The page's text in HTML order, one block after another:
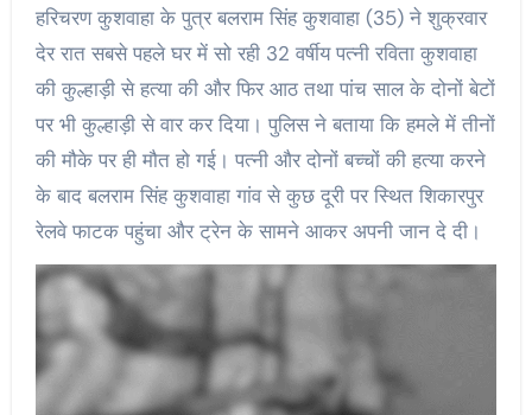
हरिचरण कुशवाहा के पुत्र बलराम सिंह कुशवाहा (35) ने शुक्रवार
देर रात सबसे पहले घर में सो रही 32 वर्षीय पत्नी रविता कुशवाहा
की कुल्हाड़ी से हत्या की और फिर आठ तथा पांच साल के दोनों बेटों
पर भी कुल्हाड़ी से वार कर दिया। पुलिस ने बताया कि हमले में तीनों
की मौके पर ही मौत हो गई। पत्नी और दोनों बच्चों की हत्या करने
के बाद बलराम सिंह कुशवाहा गांव से कुछ दूरी पर स्थित शिकारपुर
रेलवे फाटक पहुंचा और ट्रेन के सामने आकर अपनी जान दे दी।